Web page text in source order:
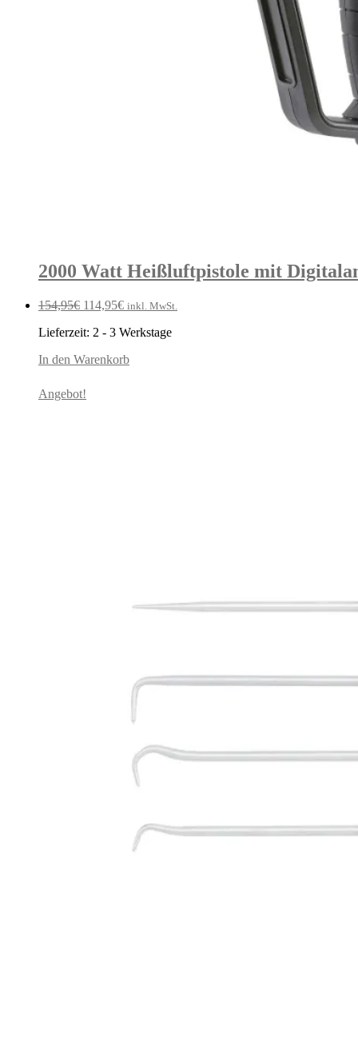
2000 Watt Heißluftpistole mit
154,95€ Ursprünglicher
war:
114,95€Aktueller
ist:
inkl. MwSt.
Lieferzeit: 2 - 3 Werkstage
In den Warenkorb
Angebot!